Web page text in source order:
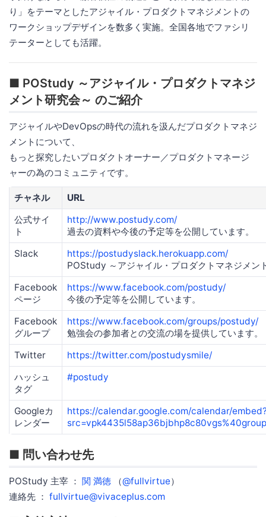
り」をテーマとしたアジャイル・プロダクトマネジメントの
ワークショップデザインを数多く実施。全国各地でファシリ
テーターとしても活躍。
■ POStudy ～アジャイル・プロダクトマネジ
メント研究会～ のご紹介
アジャイルやDevOpsの時代の流れを汲んだプロダクトマネジ
メントについて、
もっと探究したいプロダクトオーナー／プロダクトマネージ
ャーの為のコミュニティです。
チャネル
URL
公式サイ
ト
http://www.postudy.com/
過去の資料や今後の予定等を公開しています。
Slack
https://postudyslack.herokuapp.com/
POStudy ～アジャイル・プロダクトマネジメン
Facebook
ページ
https://www.facebook.com/postudy/
今後の予定等を公開しています。
Facebook
グループ
https://www.facebook.com/groups/postudy/
勉強会の参加者との交流の場を提供しています。
Twitter
https://twitter.com/postudysmile/
ハッシュ
タグ
#postudy
Googleカ
レンダー
https://calendar.google.com/calendar/
■ 問い合わせ先
POStudy 主宰 ： 関 満徳 （@fullvirtue）
連絡先 ： fullvirtue@vivaceplus.com